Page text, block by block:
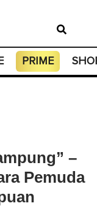
PRIME
–
Pemuda